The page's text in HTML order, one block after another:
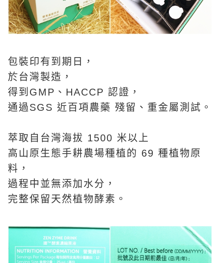
包裝印有到期日，
於台灣製造，
得到GMP、HACCP 認證，
通過SGS 近百項農藥 殘留、重金屬測試。
萃取自台灣海拔 1500 米以上
高山原生態手耕農場種植的 69 種植物原
料，
過程中並無添加水分，
完整保留天然植物酵素。